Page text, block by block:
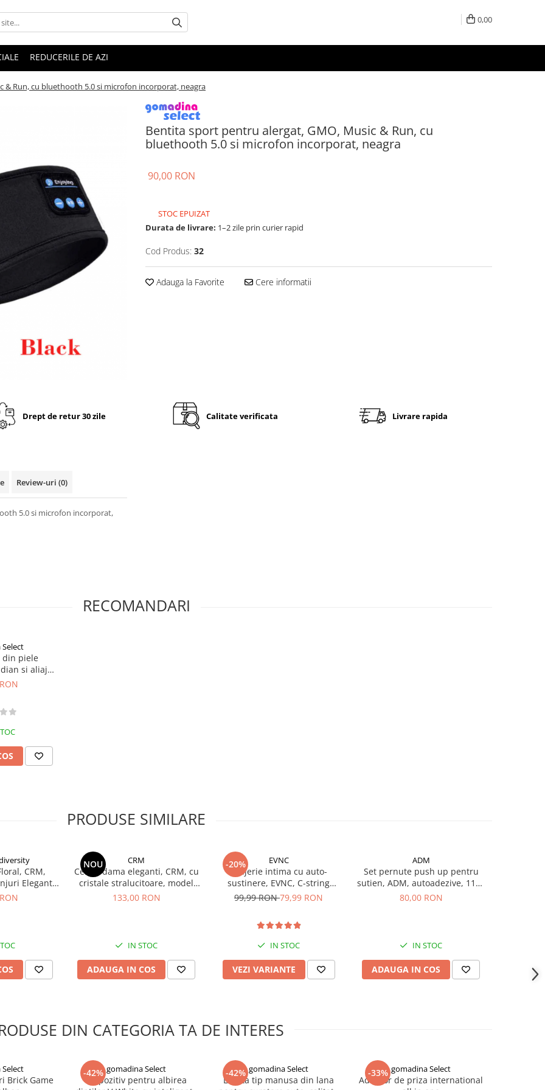
0,00
REDUCERILE DE AZI
& Run, cu bluethooth 5.0 si microfon incorporat, neagra
Bentita sport pentru alergat, GMO, Music & Run, cu
bluethooth 5.0 si microfon incorporat, neagra
90,00 RON
STOC EPUIZAT
Durata de livrare: 1–2 zile prin curier rapid
Cod Produs: 32
Adauga la Favorite Cere informatii
Drept de retur 30 zile Calitate verificata Livrare rapida
Review-uri (0)
5.0 si microfon incorporat,
RECOMANDARI
din piele
si aliaj
Black
PRODUSE SIMILARE
CRM,
Elegante
Auriu
NOU CRM
Cercei dama eleganti, CRM, cu
cristale stralucitoare, model
infinit, argintiu
133,00 RON
IN STOC
ADAUGA IN COS
-20% EVNC
Lenjerie intima cu auto-
sustinere, EVNC, C-string
Invisible, fara laterale
99,99 RON79,99 RON
IN STOC
VEZI VARIANTE
ADM
Set pernute push up pentru
sutien, ADM, autoadezive, 11x8
cm, nude
80,00 RON
IN STOC
ADAUGA IN COS
DIN CATEGORIA TA DE INTERES
Brick Game
-42% gomadina Select
Dispozitiv pentru albirea
-42% gomadina Select
Laveta tip manusa din lana
-33% gomadina Select
Adaptor de priza international